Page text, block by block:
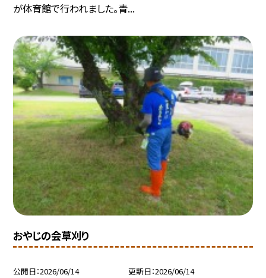
が体育館で行われました。青...
おやじの会草刈り
公開日 2026/06/14 更新日 2026/06/14